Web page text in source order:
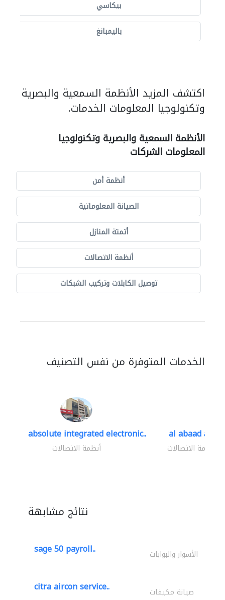
بيكاسي
باليمبانغ
اكتشف المزيد الأنظمة السمعية والبصرية
وتكنولوجيا المعلومات الخدمات.
الأنظمة السمعية والبصرية وتكنولوجيا
المعلومات الشركات
أنظمة أمن
الصيانة المعلوماتية
أتمتة المنازل
أنظمة الاتصالات
توصيل الكابلات وتركيب الشبكات
الخدمات المتوفرة من نفس التصنيف
absolute integrated electronic..
أنظمة الاتصالات
al abaad al..
أنظمة الاتصالات
نتائج مشابهة
sage 50 payroll.. الأسوار والبوابات
citra aircon service.. صيانة مكيفات